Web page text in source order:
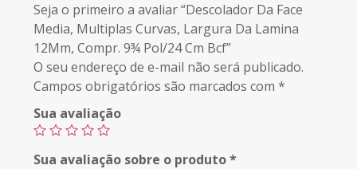
Seja o primeiro a avaliar “Descolador Da Face
Media, Multiplas Curvas, Largura Da Lamina
12Mm, Compr. 9¾ Pol/24 Cm Bcf”
O seu endereço de e-mail não será publicado.
Campos obrigatórios são marcados com*
Sua avaliação
Sua avaliação sobre o produto*